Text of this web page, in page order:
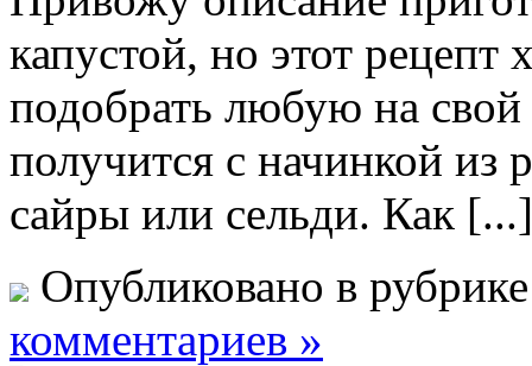
капустой, но этот
подобрать любую на
получится с начинкой
сайры или сельди. Как [...]
Опубликовано в
комментариев »